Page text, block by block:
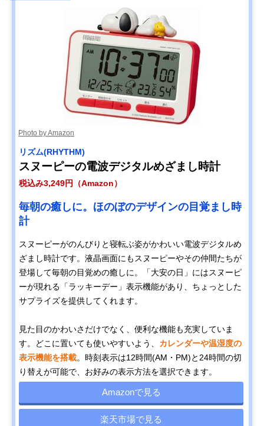
Photo by Amazon
リズム(RHYTHM)
スヌーピーの電波デジタルめざまし時計
税込み3,249円（Amazon）
毎朝の癒しに。ほのぼのデザインの目覚まし時
計
スヌーピーがのんびりと寝転ぶ姿がかわいい電波デジタルめ
ざまし時計です。液晶画面にもスヌーピーやその仲間たちが
登場して毎朝の目覚めの癒しに。「大安の日」にはスヌーピ
ーが現れる「ラッキーデー」表示機能があり、ちょっとした
サプライズを提供してくれます。
見た目のかわいさだけでなく、便利な機能も充実していま
す。どこに置いても使いやすいよう、 カレンダーや温湿度の
表示機能を搭載。時刻表示は12時間(AM・PM)と24時間の切
り替えが可能で、お好みの表示方法を選択できます。
Amazonで見る
楽天市場で見る